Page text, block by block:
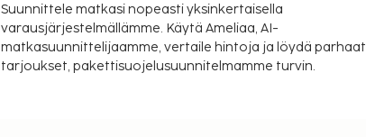
Suunnittele matkasi nopeasti yksinkertaisella
varausjärjestelmällämme. Käytä Ameliaa, AI-
matkasuunnittelijaamme, vertaile hintoja ja löydä parhaat
tarjoukset, pakettisuojelusuunnitelmamme turvin.